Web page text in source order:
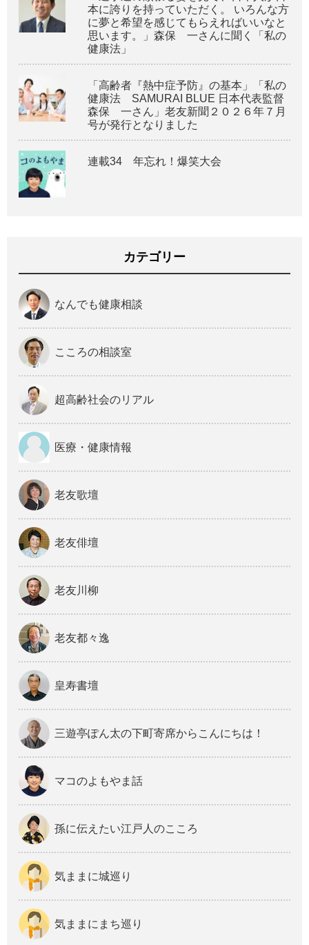
本に誇りを持っていただく。 いろんな方
に夢と希望を感じてもらえればいいなと
思います。」森保 一さんに聞く「私の
健康法」
「高齢者『熱中症予防』の基本」「私の
健康法 SAMURAI BLUE 日本代表監督
森保 一さん」老友新聞２０２６年７月
号が発行となりました
連載34 年忘れ！爆笑大会
カテゴリー
なんでも健康相談
こころの相談室
超高齢社会のリアル
医療・健康情報
老友歌壇
老友俳壇
老友川柳
老友都々逸
皇寿書壇
三遊亭ぽん太の下町寄席からこんにちは！
マコのよもやま話
孫に伝えたい江戸人のこころ
気ままに城巡り
気ままにまち巡り